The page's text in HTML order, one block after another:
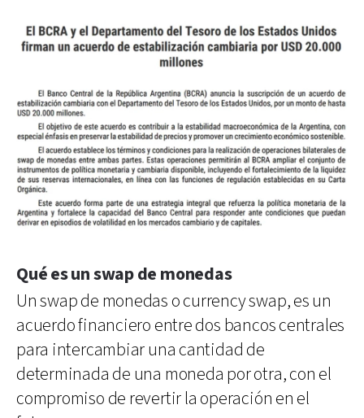
Qué es un swap de monedas
Un swap de monedas o currency swap, es un
acuerdo financiero entre dos bancos centrales
para intercambiar una cantidad de
determinada de una moneda por otra, con el
compromiso de revertir la operación en el